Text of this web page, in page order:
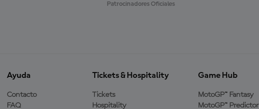
Patrocinadores Oficiales
Ayuda
Contacto
FAQ
Tickets & Hospitality
Tickets
Hospitality
Game Hub
MotoGP™ Fantasy
MotoGP™ Predictor